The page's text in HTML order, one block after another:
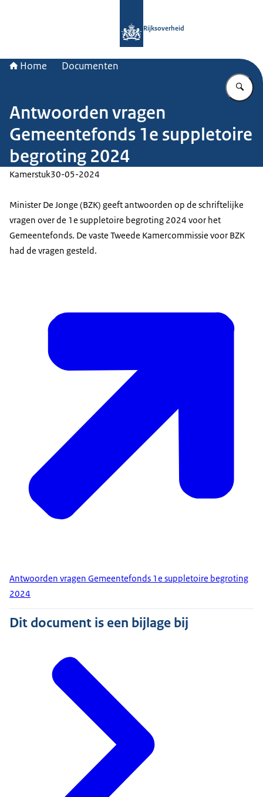
Rijksoverheid
Home Documenten
Antwoorden vragen
Gemeentefonds 1e suppletoire
begroting 2024
Kamerstuk30-05-2024
Minister De Jonge (BZK) geeft antwoorden op de schriftelijke
vragen over de 1e suppletoire begroting 2024 voor het
Gemeentefonds. De vaste Tweede Kamercommissie voor BZK
had de vragen gesteld.
Antwoorden vragen Gemeentefonds 1e suppletoire begroting
2024
Dit document is een bijlage bij